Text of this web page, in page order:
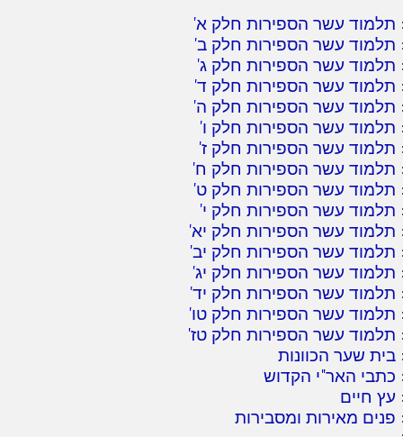
תלמוד עשר הספירות חלק א'
תלמוד עשר הספירות חלק ב'
תלמוד עשר הספירות חלק ג'
תלמוד עשר הספירות חלק ד'
תלמוד עשר הספירות חלק ה'
תלמוד עשר הספירות חלק ו'
תלמוד עשר הספירות חלק ז'
תלמוד עשר הספירות חלק ח'
תלמוד עשר הספירות חלק ט'
תלמוד עשר הספירות חלק י'
תלמוד עשר הספירות חלק יא'
תלמוד עשר הספירות חלק יב'
תלמוד עשר הספירות חלק יג'
תלמוד עשר הספירות חלק יד'
תלמוד עשר הספירות חלק טו'
תלמוד עשר הספירות חלק טז'
בית שער הכוונות
כתבי האר"י הקדוש
עץ חיים
פנים מאירות ומסבירות